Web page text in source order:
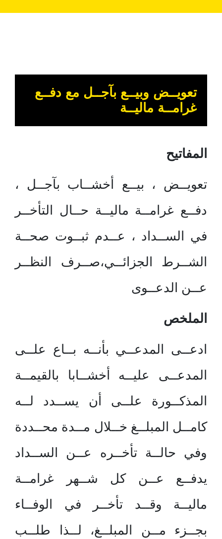
تعويــض وبيــع بآجــل مع دفــع
غرامــة ماليــة
المفاتيح
تعويــض ، بيــع أخشــاب بآجــل ،
دفــع غرامــة ماليــة حــال التأخــر
في الســداد ، عــدم ثبــوت صحــة
الشــرط الجزائــي،صــرف النظــر
عــن الدعــوى
الملخص
ادعــى المدعــي بأنــه بــاع علــى
المدعــى عليــه أخشــابا بالقيمــة
المذكــورة علــى أن يســدد لــه
كامــل المبلــغ خــلال مــدة محــددة
وفي حالــة تأخــره عــن الســداد
يدفــع عــن كل شــهر غرامــة
ماليــة وقــد تأخــر في الوفــاء
بجــزء مــن المبلــغ، لــذا طلــب